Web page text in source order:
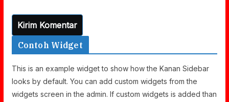
Contoh Widget
This is an example widget to show how the Kanan Sidebar
looks by default. You can add custom widgets from the
widgets screen in the admin. If custom widgets is added than